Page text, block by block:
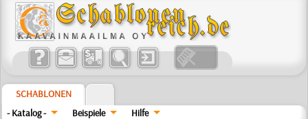
SCHABLONEN
- Katalog -
Beispiele Hilfe